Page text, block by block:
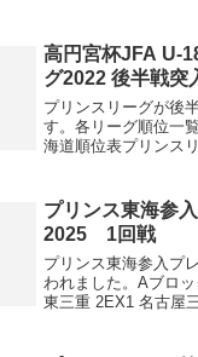
2FW小池海人高3ジュ
上凱...
高円宮杯JFA U-
グ2022 後半戦突
プリンスリーグが後
す。各リーグ順位一
海道順位表プリンス
リーグ北信越順位表
ンスリーグ東海順位表
プリンス東海参
2025 1回戦
プリンス東海参入プ
われました。Aブロ
東三重 2EX1 名古屋